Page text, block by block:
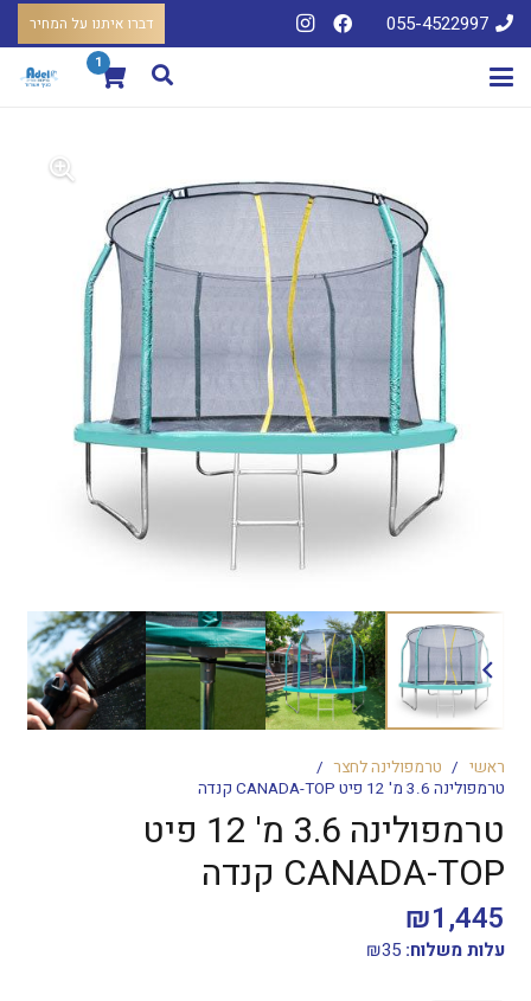
055-4522997 דברו איתנו על המחיר
1
ראשי / טרמפולינה לחצר /
טרמפולינה 3.6 מ' 12 פיט CANADA-TOP קנדה
טרמפולינה 3.6 מ' 12 פיט
CANADA-TOP קנדה
₪1,445
עלות משלוח: ₪35